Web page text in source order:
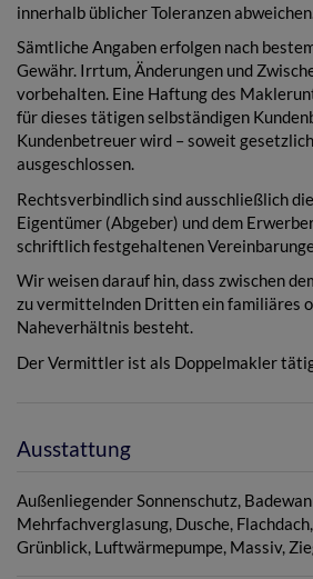
innerhalb üblicher Toleranzen
Sämtliche Angaben erfolgen nach
Gewähr. Irrtum, Änderungen und
vorbehalten. Eine Haftung des
für dieses tätigen selbständigen
Kundenbetreuer wird – soweit
ausgeschlossen.
Rechtsverbindlich sind ausschließlich
Eigentümer (Abgeber) und dem
schriftlich festgehaltenen
Wir weisen darauf hin, dass zwischen
zu vermittelnden Dritten ein familiäres
Naheverhältnis besteht.
Der Vermittler ist als Doppelmakler
Ausstattung
Außenliegender Sonnenschutz
Mehrfachverglasung Dusche Flachdach
Grünblick Luftwärmepumpe Massiv